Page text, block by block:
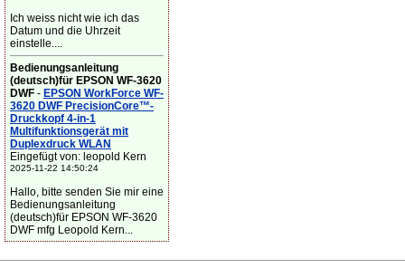
Ich weiss nicht wie ich das
Datum und die Uhrzeit
einstelle....
Bedienungsanleitung
(deutsch)für EPSON WF-3620
DWF - EPSON WorkForce WF-
3620 DWF PrecisionCore™-
Druckkopf 4-in-1
Multifunktionsgerät mit
Duplexdruck WLAN
Eingefügt von: leopold Kern
2025-11-22 14:50:24
Hallo, bitte senden Sie mir eine
Bedienungsanleitung
(deutsch)für EPSON WF-3620
DWF mfg Leopold Kern...